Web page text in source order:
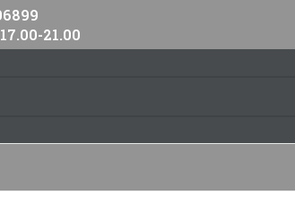
21.00